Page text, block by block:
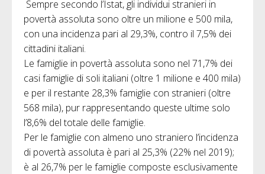
Sempre secondo l’Istat, gli individui stranieri in
povertà assoluta sono oltre un milione e 500 mila,
con una incidenza pari al 29,3%, contro il 7,5% dei
cittadini italiani.
Le famiglie in povertà assoluta sono nel 71,7% dei
casi famiglie di soli italiani (oltre 1 milione e 400 mila)
e per il restante 28,3% famiglie con stranieri (oltre
568 mila), pur rappresentando queste ultime solo
l’8,6% del totale delle famiglie.
Per le famiglie con almeno uno straniero l’incidenza
di povertà assoluta è pari al 25,3% (22% nel 2019);
è al 26,7% per le famiglie composte esclusivamente